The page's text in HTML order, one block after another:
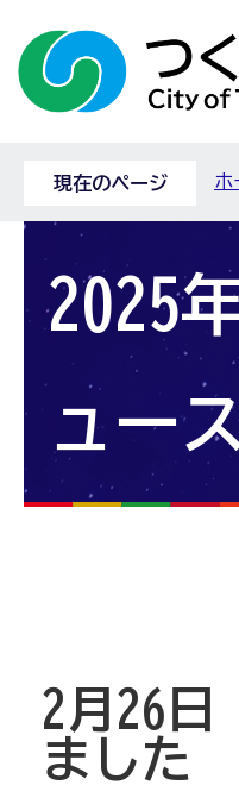
現在のページ ホ
2025
ュース
2月26日
ました